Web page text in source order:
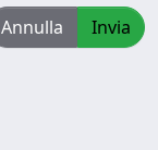
Annulla Invia